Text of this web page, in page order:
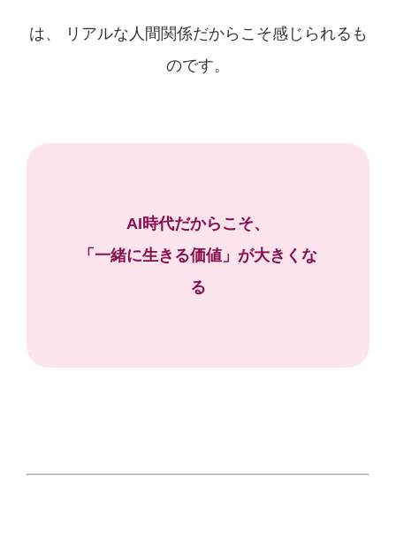
は、 リアルな人間関係だからこそ感じられるも
のです。
AI時代だからこそ、
「一緒に生きる価値」が大きくな
る